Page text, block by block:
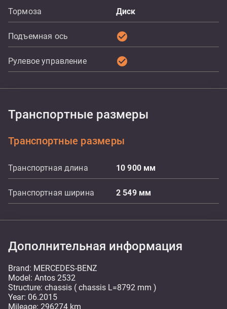
Тормоза Диск
Подъемная ось check_circle
Рулевое управление check_circle
Транспортные размеры
Транспортные размеры
Транспортная длина 10 900 мм
Транспортная ширина 2 549 мм
Дополнительная информация
Brand: MERCEDES-BENZ
Model: Antos 2532
Structure: chassis ( chassis L=8792 mm )
Year: 06.2015
Mileage: 296274 km